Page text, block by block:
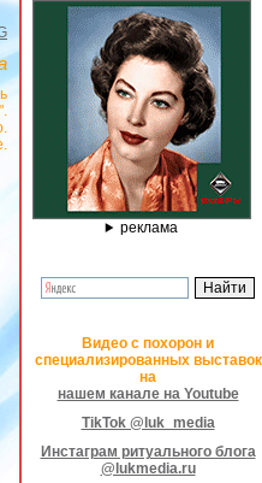
ИП Павленко С.В. ИНН:
реклама
Видео с похорон и
специализированных выставок
на
нашем канале на Youtube
TikTok @luk_media
Инстаграм ритуального блога
@lukmedia.ru